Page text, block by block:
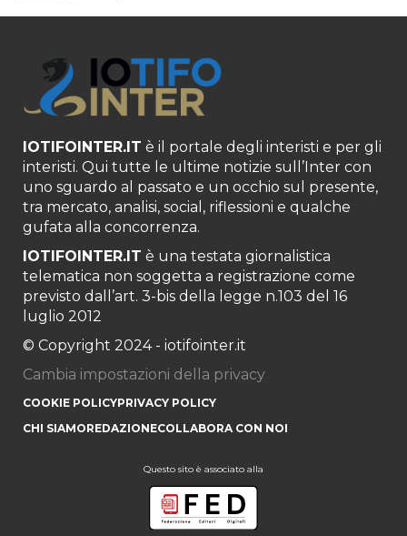
IOTIFOINTER.IT è il portale degli interisti e per gli
interisti. Qui tutte le ultime notizie sull’Inter con
uno sguardo al passato e un occhio sul presente,
tra mercato, analisi, social, riflessioni e qualche
gufata alla concorrenza.
IOTIFOINTER.IT è una testata giornalistica
telematica non soggetta a registrazione come
previsto dall’art. 3-bis della legge n.103 del 16
luglio 2012
© Copyright 2024 - iotifointer.it
Cambia impostazioni della privacy
COOKIE POLICYPRIVACY POLICY
CHI SIAMOREDAZIONECOLLABORA CON NOI
Questo sito è associato alla